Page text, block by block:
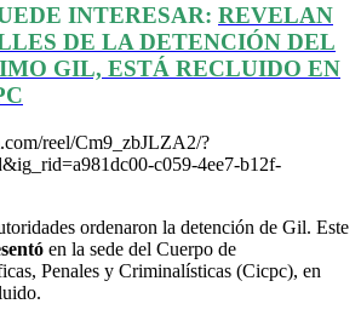
INTERESAR: REVELAN
DE LA DETENCIÓN DEL
GIL, ESTÁ RECLUIDO EN
reel/Cm9_zbJLZA2/?
c059-4ee7-b12f-
ordenaron la detención de Gil. Este
en la sede del Cuerpo de
Penales y Criminalísticas (Cicpc), en